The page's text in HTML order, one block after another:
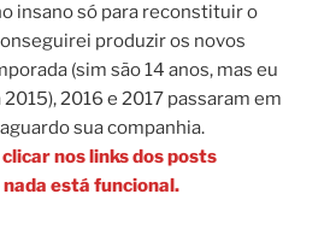
insano só para reconstituir o
produzir os novos
(sim são 14 anos, mas eu
2016 e 2017 passaram em
sua companhia.
nos links dos posts
está funcional.